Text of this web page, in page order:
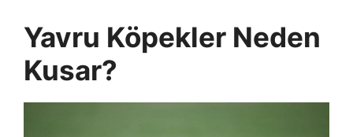
Yavru Köpekler Neden
Kusar?